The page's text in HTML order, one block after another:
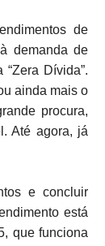
de
demanda de
Dívida”.
ainda mais o
procura,
Até agora, já
e concluir
está
que funciona